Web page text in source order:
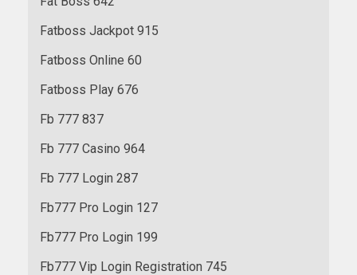
Fatboss Jackpot 915
Fatboss Online 60
Fatboss Play 676
Fb 777 837
Fb 777 Casino 964
Fb 777 Login 287
Fb777 Pro Login 127
Fb777 Pro Login 199
Fb777 Vip Login Registration 745